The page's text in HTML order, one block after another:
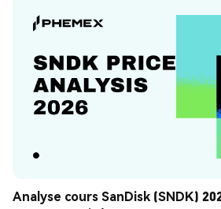
Analyse cours SanDisk (SNDK)